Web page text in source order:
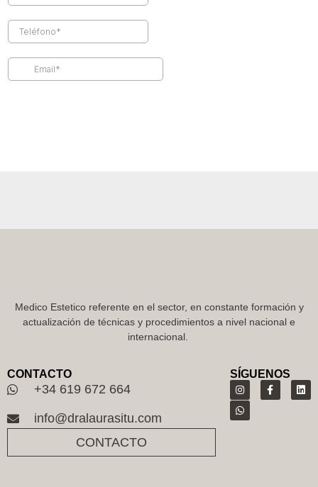
Medico Estetico referente en el sector, en constante formación y
actualización de técnicas y procedimientos a nivel nacional e
internacional.
CONTACTO
+34 619 672 664
info@dralaurasitu.com
CONTACTO
SÍGUENOS